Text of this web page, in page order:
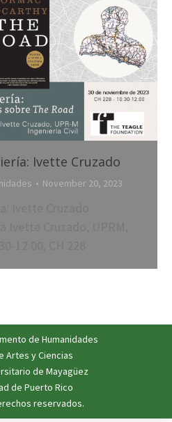
Ivette Cruzado
November 20, 2023
de Humanidades
Artes y Ciencias
de Mayagüez
de Puerto Rico
reservados.